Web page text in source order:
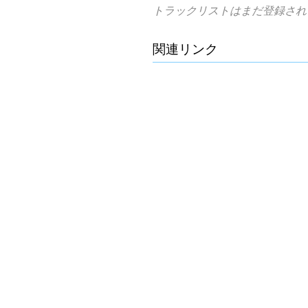
トラックリストはまだ登録され
関連リンク